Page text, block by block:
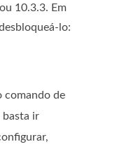
10.3.3. Em
lo:
comando de
basta ir